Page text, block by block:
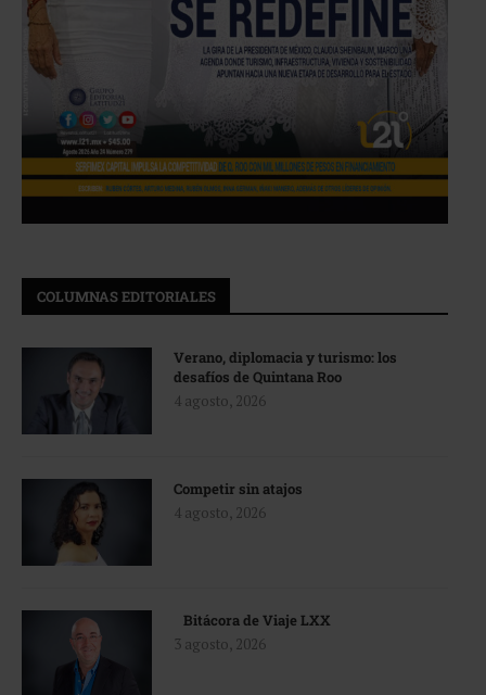
COLUMNAS EDITORIALES
Verano, diplomacia y turismo: los
desafíos de Quintana Roo
4 agosto, 2026
Competir sin atajos
4 agosto, 2026
Bitácora de Viaje LXX
3 agosto, 2026